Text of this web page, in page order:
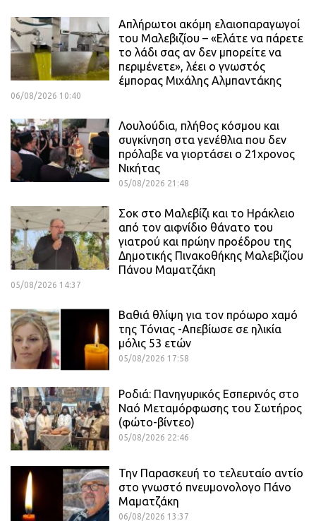
Απλήρωτοι ακόμη ελαιοπαραγωγοί
του Μαλεβιζίου – «Ελάτε να πάρετε
το λάδι σας αν δεν μπορείτε να
περιμένετε», λέει ο γνωστός
έμπορας Μιχάλης Αλμπαντάκης
06/08/2026 10:40
Λουλούδια, πλήθος κόσμου και
συγκίνηση στα γενέθλια που δεν
πρόλαβε να γιορτάσει ο 21χρονος
Νικήτας
05/08/2026 21:48
Σοκ στο Μαλεβίζι και το Ηράκλειο
από τον αιφνίδιο θάνατο του
γιατρού και πρώην προέδρου της
Δημοτικής Πινακοθήκης Μαλεβιζίου
Πάνου Μαματζάκη
05/08/2026 14:37
Βαθιά θλίψη για τον πρόωρο χαμό
της Τόνιας -Απεβίωσε σε ηλικία
μόλις 53 ετών
05/08/2026 17:58
Ροδιά: Πανηγυρικός Εσπερινός στο
Ναό Μεταμόρφωσης του Σωτήρος
(φώτο-βίντεο)
05/08/2026 22:46
Την Παρασκευή το τελευταίο αντίο
στο γνωστό πνευμονολογο Πάνο
Μαματζάκη
06/08/2026 13:37